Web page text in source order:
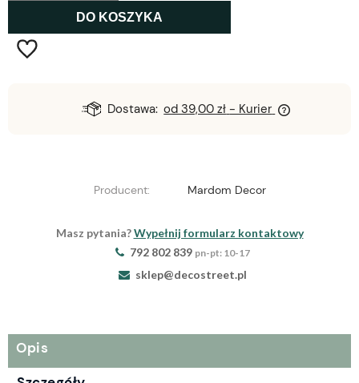
DO KOSZYKA
Dostawa: od 39,00 zł - Kurier
Producent: Mardom Decor
Masz pytania?Wypełnij formularz kontaktowy
792 802 839 pn-pt: 10-17
sklep@decostreet.pl
Opis